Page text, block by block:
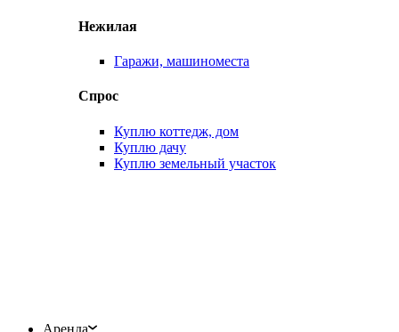
Нежилая
Гаражи, машиноместа
Спрос
Куплю коттедж, дом
Куплю дачу
Куплю земельный участок
Аренда